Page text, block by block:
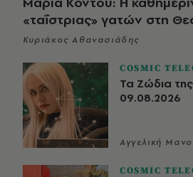
«ταΐστριας» γατών στη
Κυριάκος Αθανασιάδης
COSMIC
Τα Ζώδια
09.08.2026
Αγγελική
COSMIC